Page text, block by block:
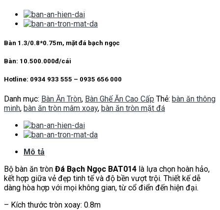
Bàn 1.3/0.8*0.75m, mặt đá bạch ngọc
Bàn: 10.500.000đ/cái
Hotline: 0934 933 555 – 0935 656 000
Danh mục: Bàn Ăn Tròn, Bàn Ghế Ăn Cao Cấp Thẻ: bàn ăn thông
minh, bàn ăn tròn mâm xoay, bàn ăn tròn mặt đá
Mô tả
Bộ bàn ăn tròn Đá Bạch Ngọc BAT014 là lựa chọn hoàn hảo,
kết hợp giữa vẻ đẹp tinh tế và độ bền vượt trội. Thiết kế dễ
dàng hòa hợp với mọi không gian, từ cổ điển đến hiện đại.
– Kích thước tròn xoay: 0.8m